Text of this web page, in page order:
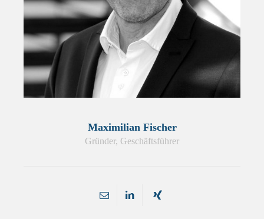
Maximilian Fischer
Gründer, Geschäftsführer